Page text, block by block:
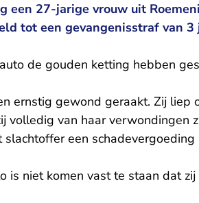
een 27-jarige vrouw uit
tot een gevangenisstraf van 3
de gouden ketting hebben
ernstig gewond geraakt. Zij liep
volledig van haar verwondingen
een
is niet komen vast te staan dat